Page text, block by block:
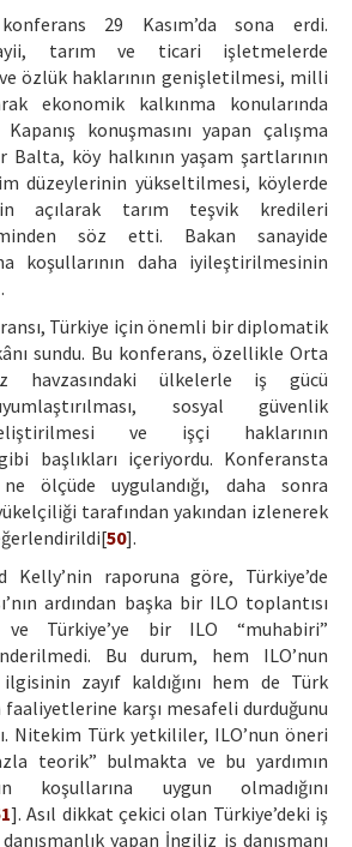
29 Kasım’da sona erdi.
tarım ve ticari işletmelerde
özlük haklarının genişletilmesi, milli
ekonomik kalkınma konularında
konuşmasını yapan çalışma
Balta, köy halkının yaşam şartlarının
düzeylerinin yükseltilmesi, köylerde
açılarak tarım teşvik kredileri
söz etti. Bakan sanayide
koşullarının daha iyileştirilmesinin
Türkiye için önemli bir diplomatik
sundu. Bu konferans, özellikle Orta
havzasındaki ülkelerle iş gücü
sosyal güvenlik
ve işçi haklarının
gibi başlıkları içeriyordu. Konferansta
ölçüde uygulandığı, daha sonra
tarafından yakından izlenerek
50].
Kelly’nin raporuna göre, Türkiye’de
ardından başka bir ILO toplantısı
ve Türkiye’ye bir ILO “muhabiri”
Bu durum, hem ILO’nun
zayıf kaldığını hem de Türk
karşı mesafeli durduğunu
Nitekim Türk yetkililer, ILO’nun öneri
teorik” bulmakta ve bu yardımın
koşullarına uygun olmadığını
]. Asıl dikkat çekici olan Türkiye’deki iş
yapan İngiliz iş danışmanı